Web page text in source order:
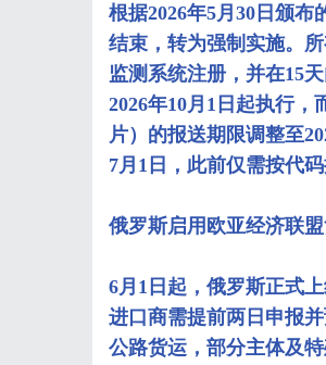
根据2026年5月30日颁
结束，转为强制实施。
监测系统注册，并在15
2026年10月1日起执行
片）的报送期限调整至
7月1日，此前仅需按代
俄罗斯启用欧亚经济联
6月1日起，俄罗斯正式
进口商需提前两日申报
公路货运，部分主体及